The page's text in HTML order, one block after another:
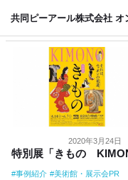
共同ピーアール株式会社 オ
#日本文化
2020年3月24日
特別展「きもの
事例紹介
美術館・展示会PR